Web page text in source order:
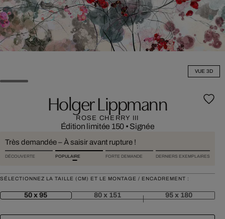
VUE 3D
Holger Lippmann
ROSE CHERRY III
Édition limitée 150 • Signée
Très demandée – À saisir avant rupture !
DÉCOUVERTE POPULAIRE FORTE DEMANDE DERNIERS EXEMPLAIRES
SÉLECTIONNEZ LA TAILLE (CM) ET LE MONTAGE / ENCADREMENT :
50 x 95 80 x 151 95 x 180